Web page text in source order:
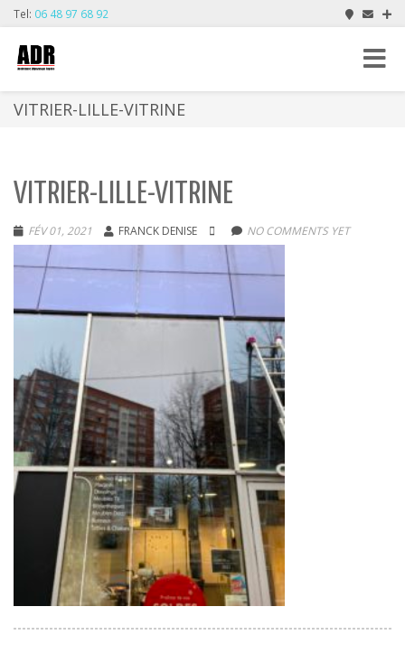
Tel: 06 48 97 68 92
Toggle
VITRIER-LILLE-VITRINE
VITRIER-LILLE-VITRINE
FÉV 01, 2021 FRANCK DENISE NO COMMENTS YET